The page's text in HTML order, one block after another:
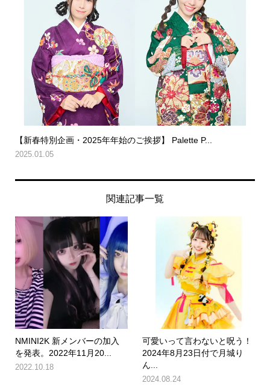
【新春特別企画・2025年年始のご挨拶】 Palette P...
2025.01.05
関連記事一覧
NMINI2K 新メンバーの加入
を発表。2022年11月20...
2022.10.18
可愛いって言わないと呪う！
2024年8月23日付で月城り
ん...
2024.08.24